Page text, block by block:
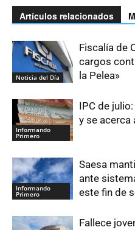
Artículos relacionados
Noticia del Día
Fiscalía de
cargos
la Pelea»
Informando
Primero
IPC de
y se acerca
Informando
Primero
Saesa
ante
este fin de
Fallece